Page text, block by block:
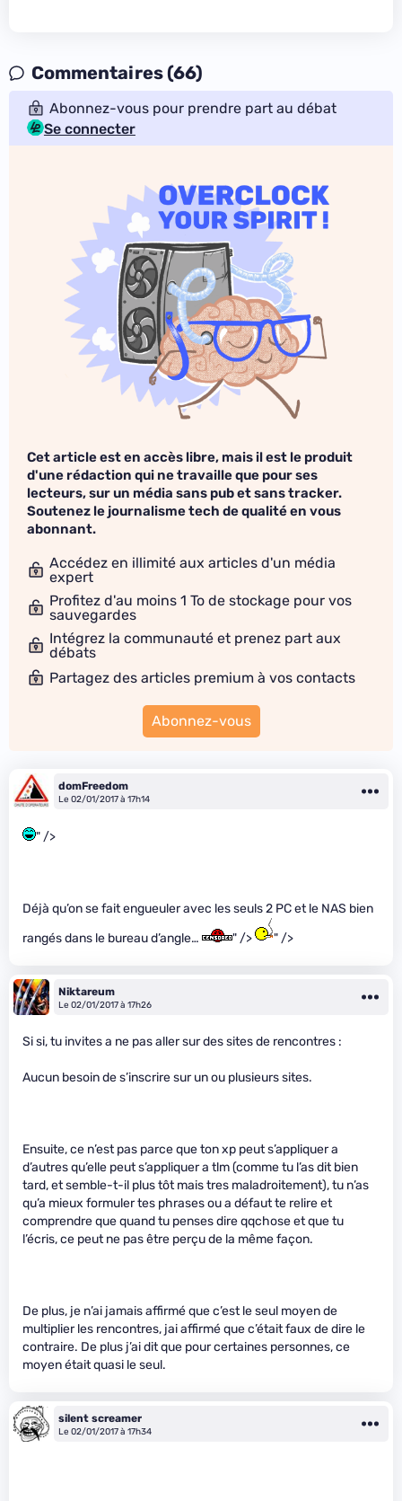
Commentaires (66)
Abonnez-vous pour prendre part au débat
Se connecter
Cet article est en accès libre, mais il est le produit
d'une rédaction qui ne travaille que pour ses
lecteurs, sur un média sans pub et sans tracker.
Soutenez le journalisme tech de qualité en vous
abonnant.
Accédez en illimité aux articles d'un média
expert
Profitez d'au moins 1 To de stockage pour vos
sauvegardes
Intégrez la communauté et prenez part aux
débats
Partagez des articles premium à vos contacts
Abonnez-vous
domFreedom
Le 02/01/2017 à 17h14
" />
Déjà qu’on se fait engueuler avec les seuls 2 PC et le NAS bien
rangés dans le bureau d’angle…
" /> " />
Niktareum
Le 02/01/2017 à 17h26
Si si, tu invites a ne pas aller sur des sites de rencontres :
Aucun besoin de s’inscrire sur un ou plusieurs sites.
Ensuite, ce n’est pas parce que ton xp peut s’appliquer a
d’autres qu’elle peut s’appliquer a tlm (comme tu l’as dit bien
tard, et semble-t-il plus tôt mais tres maladroitement), tu n’as
qu’a mieux formuler tes phrases ou a défaut te relire et
comprendre que quand tu penses dire qqchose et que tu
l’écris, ce peut ne pas être perçu de la même façon.
De plus, je n’ai jamais affirmé que c’est le seul moyen de
multiplier les rencontres, jai affirmé que c’était faux de dire le
contraire. De plus j’ai dit que pour certaines personnes, ce
moyen était quasi le seul.
silent screamer
Le 02/01/2017 à 17h34